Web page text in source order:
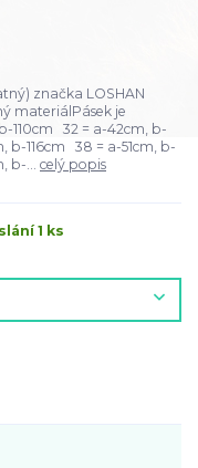
značka LOSHAN
materiálPásek je
110cm 32 = a-42cm, b-
b-116cm 38 = a-51cm, b-
b-... celý popis
1 ks